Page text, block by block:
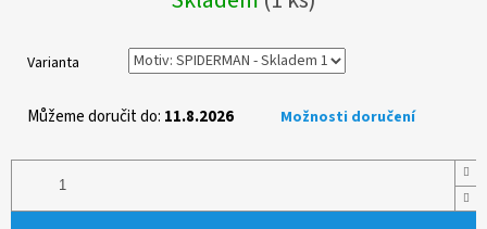
Varianta
Můžeme doručit do: 11.8.2026 Možnosti doručení